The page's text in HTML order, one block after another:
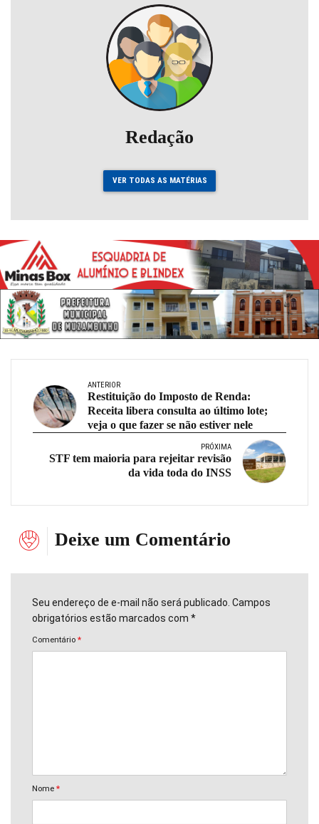
Redação
VER TODAS AS MATÉRIAS
ANTERIOR
Restituição do Imposto de Renda:
Receita libera consulta ao último lote;
veja o que fazer se não estiver nele
PRÓXIMA
STF tem maioria para rejeitar revisão
da vida toda do INSS
Deixe um Comentário
Seu endereço de e-mail não será publicado. Campos
obrigatórios estão marcados com *
Comentário *
Nome *